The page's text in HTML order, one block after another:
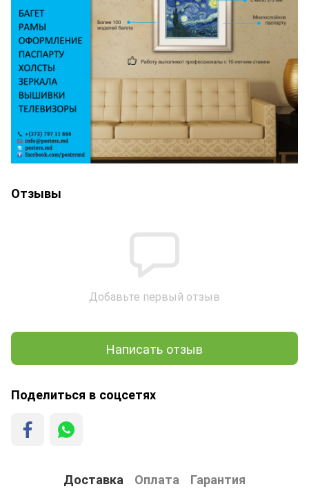
Отзывы
Добавьте первый отзыв
Написать отзыв
Поделиться в соцсетях
Доставка Оплата Гарантия